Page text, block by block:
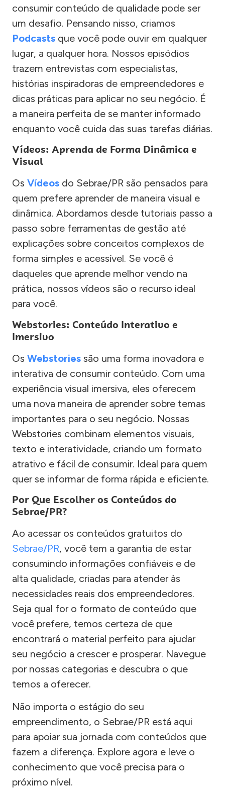
consumir conteúdo de qualidade pode ser
um desafio. Pensando nisso, criamos
Podcasts que você pode ouvir em qualquer
lugar, a qualquer hora. Nossos episódios
trazem entrevistas com especialistas,
histórias inspiradoras de empreendedores e
dicas práticas para aplicar no seu negócio. É
a maneira perfeita de se manter informado
enquanto você cuida das suas tarefas diárias.
Vídeos: Aprenda de Forma Dinâmica e
Visual
Os Vídeos do Sebrae/PR são pensados para
quem prefere aprender de maneira visual e
dinâmica. Abordamos desde tutoriais passo a
passo sobre ferramentas de gestão até
explicações sobre conceitos complexos de
forma simples e acessível. Se você é
daqueles que aprende melhor vendo na
prática, nossos vídeos são o recurso ideal
para você.
Webstories: Conteúdo Interativo e
Imersivo
Os Webstories são uma forma inovadora e
interativa de consumir conteúdo. Com uma
experiência visual imersiva, eles oferecem
uma nova maneira de aprender sobre temas
importantes para o seu negócio. Nossas
Webstories combinam elementos visuais,
texto e interatividade, criando um formato
atrativo e fácil de consumir. Ideal para quem
quer se informar de forma rápida e eficiente.
Por Que Escolher os Conteúdos do
Sebrae/PR?
Ao acessar os conteúdos gratuitos do
Sebrae/PR, você tem a garantia de estar
consumindo informações confiáveis e de
alta qualidade, criadas para atender às
necessidades reais dos empreendedores.
Seja qual for o formato de conteúdo que
você prefere, temos certeza de que
encontrará o material perfeito para ajudar
seu negócio a crescer e prosperar. Navegue
por nossas categorias e descubra o que
temos a oferecer.
Não importa o estágio do seu
empreendimento, o Sebrae/PR está aqui
para apoiar sua jornada com conteúdos que
fazem a diferença. Explore agora e leve o
conhecimento que você precisa para o
próximo nível.